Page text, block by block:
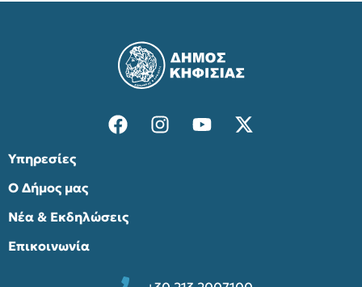
Υπηρεσίες
Ο Δήμος μας
Νέα & Εκδηλώσεις
Επικοινωνία